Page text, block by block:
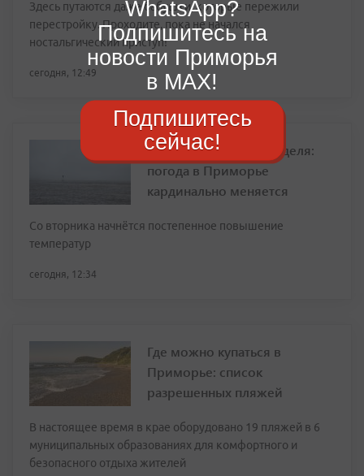
Здесь путаются даже бабушки, которые пережили
перестройку. Проходите, пока не начался
ностальгический приступ!
сегодня, 12:49
Спад жары и ясная неделя:
погода в Приморье
кардинально меняется
Со вторника начнётся постепенное повышение
температур
сегодня, 12:34
Где можно купаться в
Приморье: список
разрешенных пляжей
В настоящее время в крае оборудовано 19 пляжей в 6
муниципальных образованиях для комфортного и
безопасного отдыха жителей
WhatsApp?
Подпишитесь на
новости Приморья
в MAX!
Подпишитесь
сейчас!